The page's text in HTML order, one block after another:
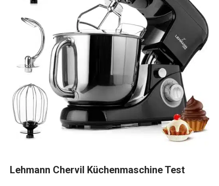
Lehmann Chervil Küchenmaschine Test